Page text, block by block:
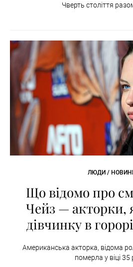
Чверть століття
ЛЮДИ /
Що відомо про
Чейз — акторки,
дівчинку в
Американська акторка, відома
померла у віці 35